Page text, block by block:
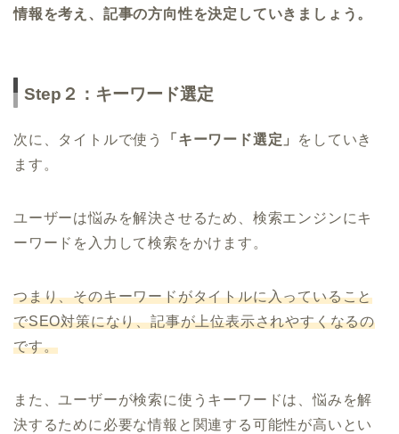
情報を考え、記事の方向性を決定していきましょう。
Step２：キーワード選定
次に、タイトルで使う 「キーワード選定」
をしていき
ます。
ユーザーは悩みを解決させるため、検索エンジンにキ
ーワードを入力して検索をかけます。
つまり、そのキーワードがタイトルに入っていること
でSEO対策になり、記事が上位表示されやすくなるの
です。
また、ユーザーが検索に使うキーワードは、悩みを解
決するために必要な情報と関連する可能性が高いとい